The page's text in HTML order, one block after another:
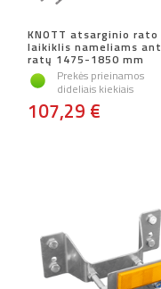
KNOTT atsarginio rato
laikiklis nameliams ant
ratų 1475-1850 mm
Prekės prieinamos
dideliais kiekiais
107,29 €